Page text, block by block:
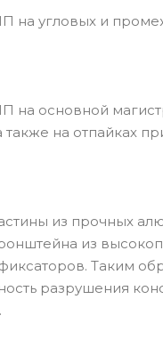
на угловых и
на основной
на отпайках
из прочных
из
Таким
разрушения